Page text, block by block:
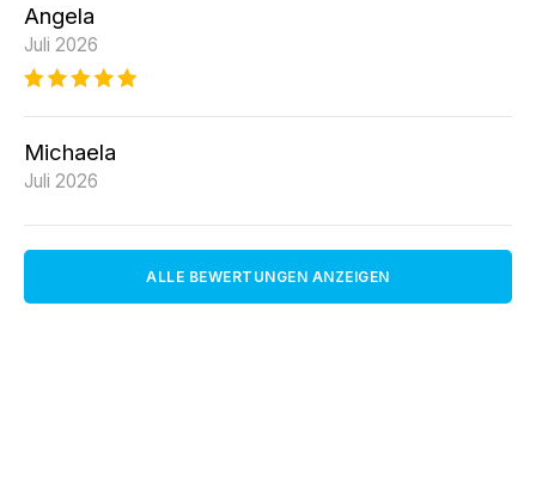
Angela
Juli 2026
Michaela
Juli 2026
ALLE BEWERTUNGEN ANZEIGEN